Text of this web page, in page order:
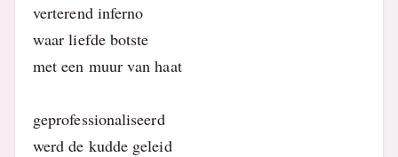
verterend inferno
waar liefde botste
met een muur van haat
geprofessionaliseerd
werd de kudde geleid